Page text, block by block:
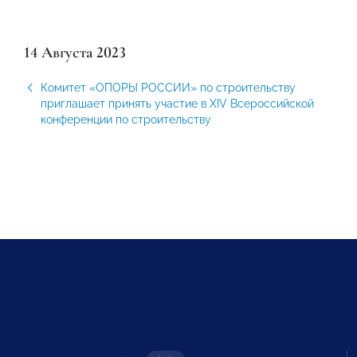
14 Августа 2023
Комитет «ОПОРЫ РОССИИ» по строительству
приглашает принять участие в XIV Всероссийской
конференции по строительству